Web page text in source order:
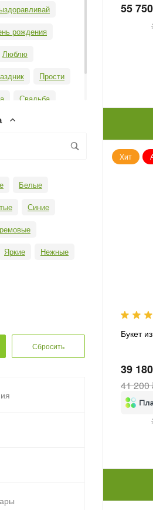
рождения
Люблю
Прости
Свадьба
Белые
Синие
Яркие Нежные
55
Хит
Букет
39
41 200